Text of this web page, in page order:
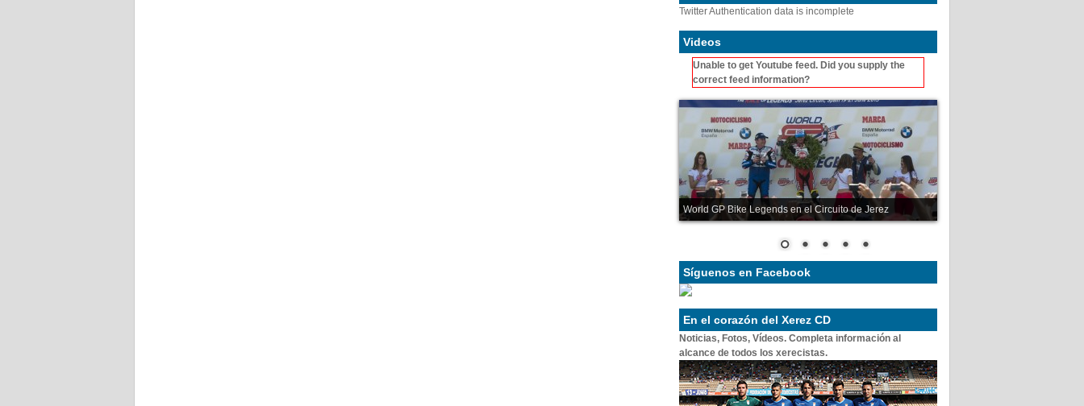
Twitter Authentication data is incomplete
Videos
Unable to get Youtube feed. Did you supply the
correct feed information?
World GP Bike Legends en el Circuito de Jerez
Síguenos en Facebook
En el corazón del Xerez CD
Noticias, Fotos, Vídeos. Completa información al
alcance de todos los xerecistas.